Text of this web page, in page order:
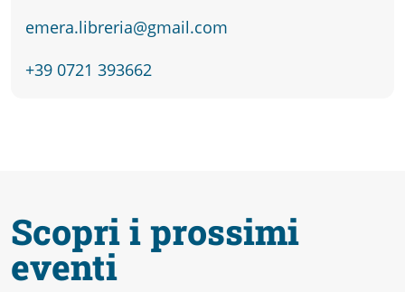
emera.libreria@gmail.com
+39 0721 393662
Scopri i prossimi
eventi